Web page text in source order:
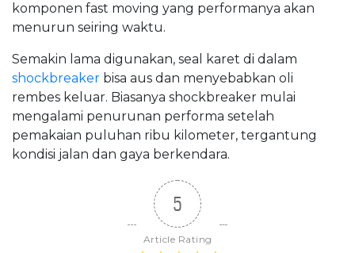
komponen fast moving yang performanya akan
menurun seiring waktu.
Semakin lama digunakan, seal karet di dalam
shockbreaker bisa aus dan menyebabkan oli
rembes keluar. Biasanya shockbreaker mulai
mengalami penurunan performa setelah
pemakaian puluhan ribu kilometer, tergantung
kondisi jalan dan gaya berkendara.
5
Article Rating